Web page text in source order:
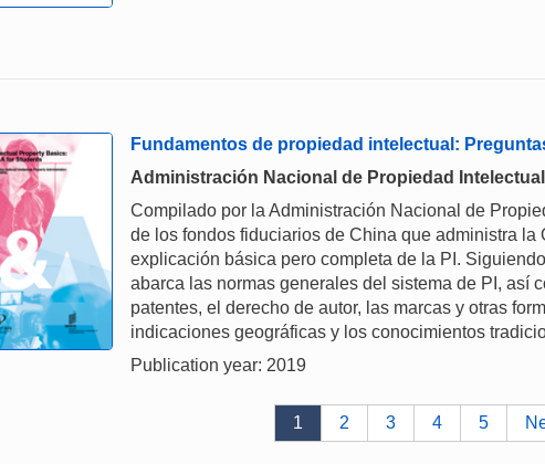
Fundamentos de propiedad intelectual:
Administración Nacional de Propiedad
Compilado por la Administración Nacional de
de los fondos fiduciarios de China que administra la
explicación básica pero completa de la PI.
abarca las normas generales del sistema de PI, así
patentes, el derecho de autor, las marcas y otras
indicaciones geográficas y los conocimientos
Publication year: 2019
1 2 3 4 5